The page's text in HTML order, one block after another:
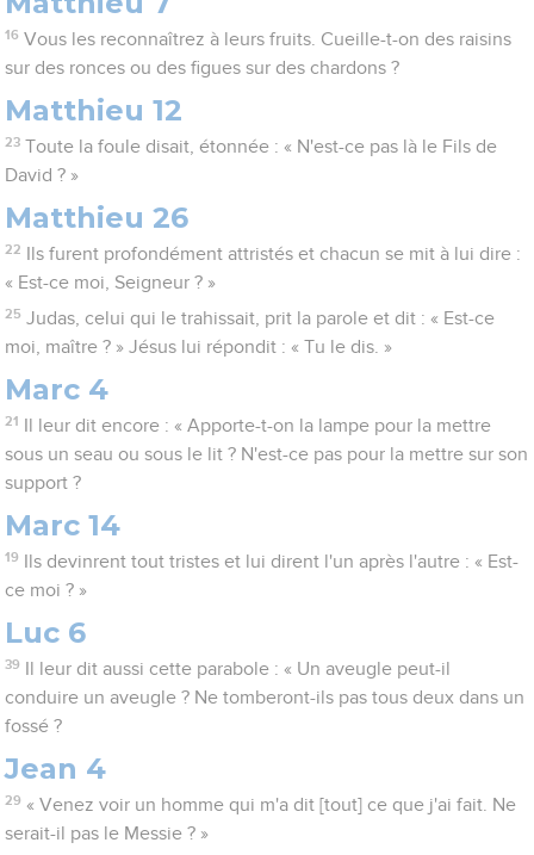
16 Vous les reconnaîtrez à leurs fruits. Cueille-t-on des raisins
sur des ronces ou des figues sur des chardons ?
Matthieu 12
23 Toute la foule disait, étonnée : « N'est-ce pas là le Fils de
David ? »
Matthieu 26
22
Ils furent profondément attristés et chacun se mit à lui dire :
« Est-ce moi, Seigneur ? »
25 Judas, celui qui le trahissait, prit la parole et dit : « Est-ce
moi, maître ? » Jésus lui répondit : « Tu le dis. »
Marc 4
21
Il leur dit encore : « Apporte-t-on la lampe pour la mettre
sous un seau ou sous le lit ? N'est-ce pas pour la mettre sur son
support ?
Marc 14
19
Ils devinrent tout tristes et lui dirent l'un après l'autre : « Est-
ce moi ? »
Luc 6
39
Il leur dit aussi cette parabole : « Un aveugle peut-il
conduire un aveugle ? Ne tomberont-ils pas tous deux dans un
fossé ?
Jean 4
29 « Venez voir un homme qui m'a dit [tout] ce que j'ai fait. Ne
serait-il pas le Messie ? »